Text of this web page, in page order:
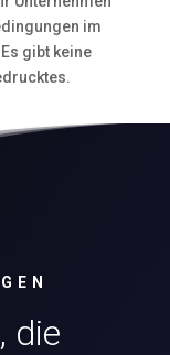
im
gibt keine
die